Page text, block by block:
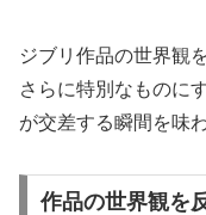
ジブリ作品の世界観
さらに特別なものに
が交差する瞬間を味
作品の世界観を